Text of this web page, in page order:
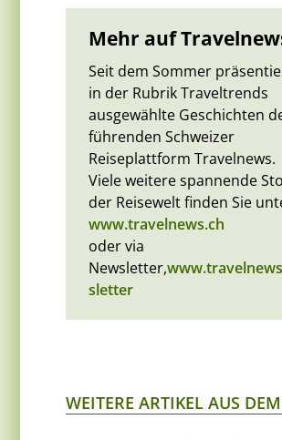
Mehr auf
Seit dem Sommer
in der Rubrik Traveltrends
ausgewählte Geschichten
führenden Schweizer
Reiseplattform Travelnews.
Viele weitere spannende
der Reisewelt finden Sie
www.travelnews.ch
oder via
Newsletter,
sletter
WEITERE ARTIKEL AUS